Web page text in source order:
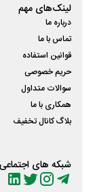
لینک‌های مهم
درباره ما
تماس با ما
قوانین استفاده
حریم خصوصی
سوالات متداول
همکاری با ما
بلاگ کانال تخفیف
شبکه های اجتماعی